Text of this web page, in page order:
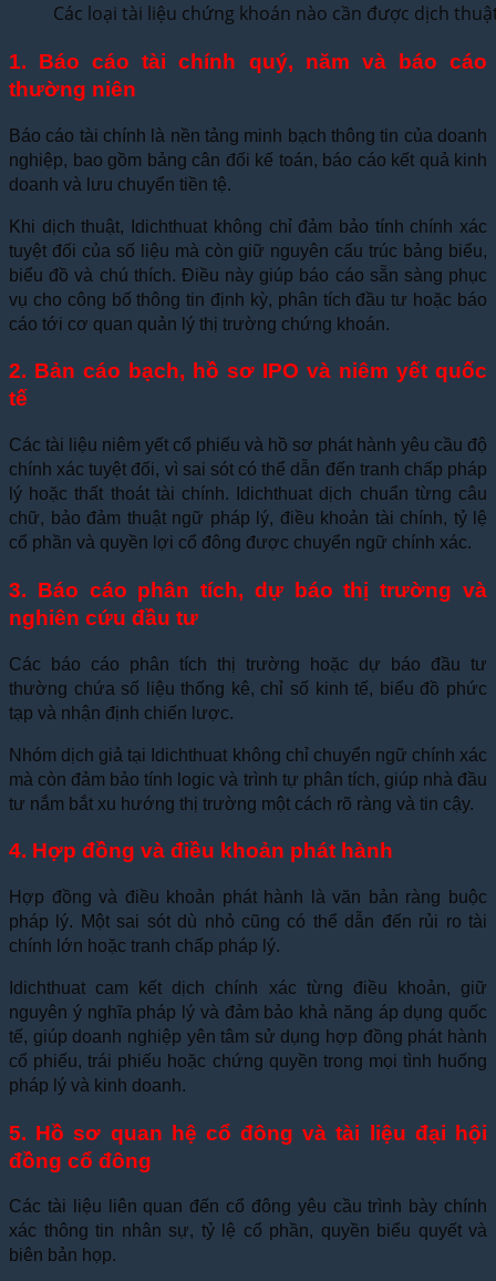
Các loại tài liệu chứng khoán nào cần được dịch
1. Báo cáo tài chính quý, năm và báo cáo
thường niên
Báo cáo tài chính là nền tảng minh bạch thông tin của doanh
nghiệp, bao gồm bảng cân đối kế toán, báo cáo kết quả kinh
doanh và lưu chuyển tiền tệ.
Khi dịch thuật, Idichthuat không chỉ đảm bảo tính chính xác
tuyệt đối của số liệu mà còn giữ nguyên cấu trúc bảng biểu,
biểu đồ và chú thích. Điều này giúp báo cáo sẵn sàng phục
vụ cho công bố thông tin định kỳ, phân tích đầu tư hoặc báo
cáo tới cơ quan quản lý thị trường chứng khoán.
2. Bản cáo bạch, hồ sơ IPO và niêm yết quốc
tế
Các tài liệu niêm yết cổ phiếu và hồ sơ phát hành yêu cầu độ
chính xác tuyệt đối, vì sai sót có thể dẫn đến tranh chấp pháp
lý hoặc thất thoát tài chính. Idichthuat dịch chuẩn từng câu
chữ, bảo đảm thuật ngữ pháp lý, điều khoản tài chính, tỷ lệ
cổ phần và quyền lợi cổ đông được chuyển ngữ chính xác.
3. Báo cáo phân tích, dự báo thị trường và
nghiên cứu đầu tư
Các báo cáo phân tích thị trường hoặc dự báo đầu tư
thường chứa số liệu thống kê, chỉ số kinh tế, biểu đồ phức
tạp và nhận định chiến lược.
Nhóm dịch giả tại Idichthuat không chỉ chuyển ngữ chính xác
mà còn đảm bảo tính logic và trình tự phân tích, giúp nhà đầu
tư nắm bắt xu hướng thị trường một cách rõ ràng và tin cậy.
4. Hợp đồng và điều khoản phát hành
Hợp đồng và điều khoản phát hành là văn bản ràng buộc
pháp lý. Một sai sót dù nhỏ cũng có thể dẫn đến rủi ro tài
chính lớn hoặc tranh chấp pháp lý.
Idichthuat cam kết dịch chính xác từng điều khoản, giữ
nguyên ý nghĩa pháp lý và đảm bảo khả năng áp dụng quốc
tế, giúp doanh nghiệp yên tâm sử dụng hợp đồng phát hành
cổ phiếu, trái phiếu hoặc chứng quyền trong mọi tình huống
pháp lý và kinh doanh.
5. Hồ sơ quan hệ cổ đông và tài liệu đại hội
đồng cổ đông
Các tài liệu liên quan đến cổ đông yêu cầu trình bày chính
xác thông tin nhân sự, tỷ lệ cổ phần, quyền biểu quyết và
biên bản họp.